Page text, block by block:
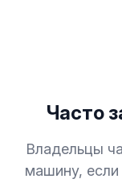
Часто
Владельцы
машину,